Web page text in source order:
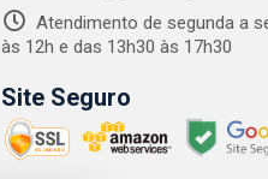
Atendimento de segunda a
às 12h e das 13h30 às 17h30
Site Seguro